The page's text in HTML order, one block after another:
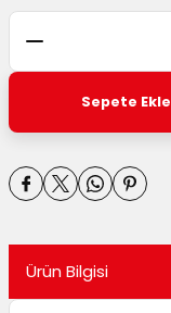
Kutular
Sepete Ekle
Ürün Bilgisi